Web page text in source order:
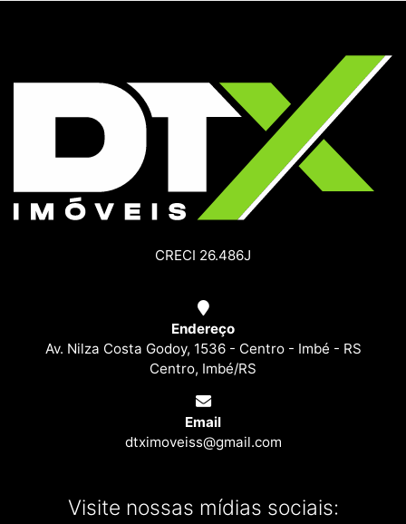
CRECI 26.486J
Endereço
Av. Nilza Costa Godoy, 1536 - Centro - Imbé - RS
Centro, Imbé/RS
Email
dtximoveiss@gmail.com
Visite nossas mídias sociais: